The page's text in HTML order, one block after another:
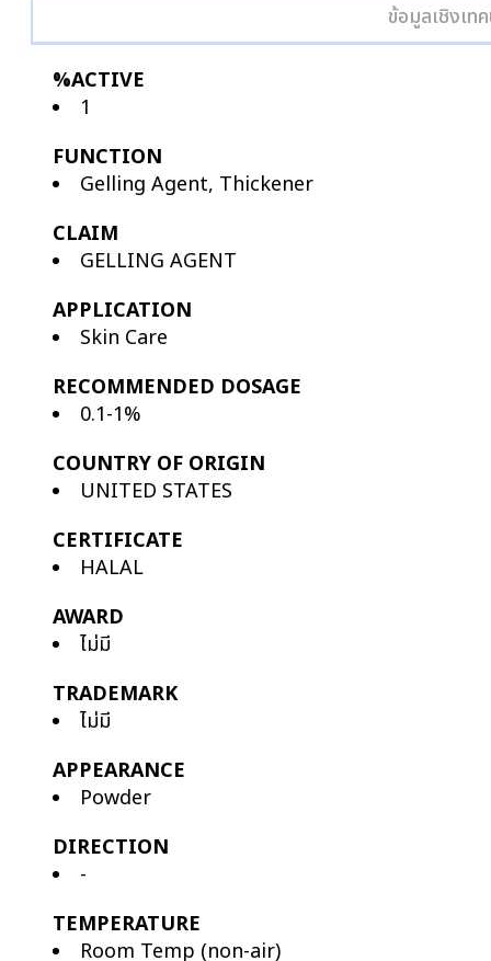
ข้อมูลเชิงเท
%ACTIVE
1
FUNCTION
Gelling Agent, Thickener
CLAIM
GELLING AGENT
APPLICATION
Skin Care
RECOMMENDED DOSAGE
0.1-1%
COUNTRY OF ORIGIN
UNITED STATES
CERTIFICATE
HALAL
AWARD
ไม่มี
TRADEMARK
ไม่มี
APPEARANCE
Powder
DIRECTION
-
TEMPERATURE
Room Temp (non-air)